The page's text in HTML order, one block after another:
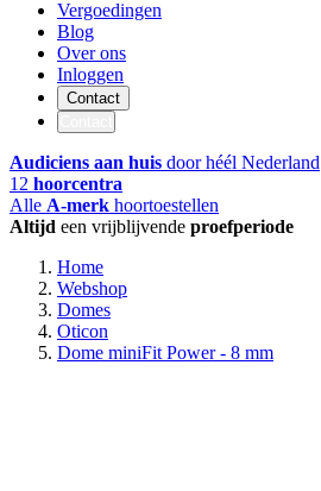
Vergoedingen
Blog
Over ons
Inloggen
Contact
Audiciens aan huis door héél Nederland
12 hoorcentra
Alle A-merk hoortoestellen
Altijd een vrijblijvende proefperiode
Home
Webshop
Domes
Oticon
Dome miniFit Power - 8 mm